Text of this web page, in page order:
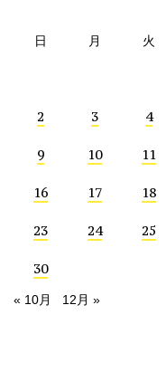
日 月 火
2 3 4
9 10 11
16 17 18
23 24 25
30
« 10月 12月 »